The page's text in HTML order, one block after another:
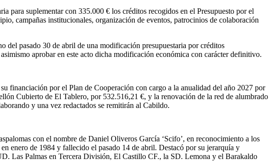
para suplementar con 335.000 € los créditos recogidos en el Presupuesto por el
campañas institucionales, organización de eventos, patrocinios de colaboración
del pasado 30 de abril de una modificación presupuestaria por créditos
aprobar en este acto dicha modificación económica con carácter definitivo.
financiación por el Plan de Cooperación con cargo a la anualidad del año 2027 por
Cubierto de El Tablero, por 532.516,21 €, y la renovación de la red de alumbrado
y una vez redactados se remitirán al Cabildo.
con el nombre de Daniel Oliveros García ‘Scifo’, en reconocimiento a los
enero de 1984 y fallecido el pasado 14 de abril. Destacó por su jerarquía y
Las Palmas en Tercera División, El Castillo CF., la SD. Lemona y el Barakaldo